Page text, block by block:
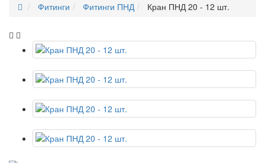
Фитинги
Фитинги ПНД Кран ПНД 20 - 12 шт.